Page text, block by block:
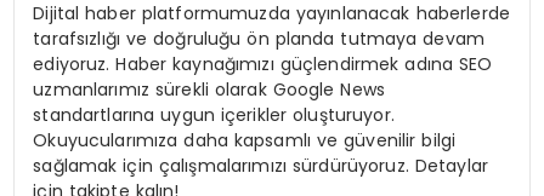
Dijital haber platformumuzda yayınlanacak haberlerde
tarafsızlığı ve doğruluğu ön planda tutmaya devam
ediyoruz. Haber kaynağımızı güçlendirmek adına SEO
uzmanlarımız sürekli olarak Google News
standartlarına uygun içerikler oluşturuyor.
Okuyucularımıza daha kapsamlı ve güvenilir bilgi
sağlamak için çalışmalarımızı sürdürüyoruz. Detaylar